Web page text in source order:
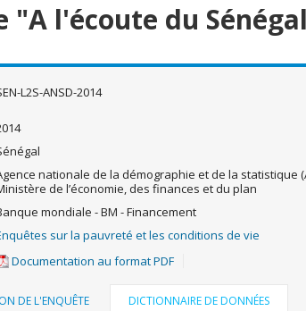
"A l'écoute du
L2S-ANSD-2014
nationale de la démographie et de la statistique
de l’économie, des finances et du plan
mondiale - BM - Financement
sur la pauvreté et les conditions de vie
Documentation au format PDF
DE L'ENQUÊTE DICTIONNAIRE DE DONNÉES